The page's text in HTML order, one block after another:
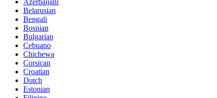
Azerbaijani
Belarusian
Bengali
Bosnian
Bulgarian
Cebuano
Chichewa
Corsican
Croatian
Dutch
Estonian